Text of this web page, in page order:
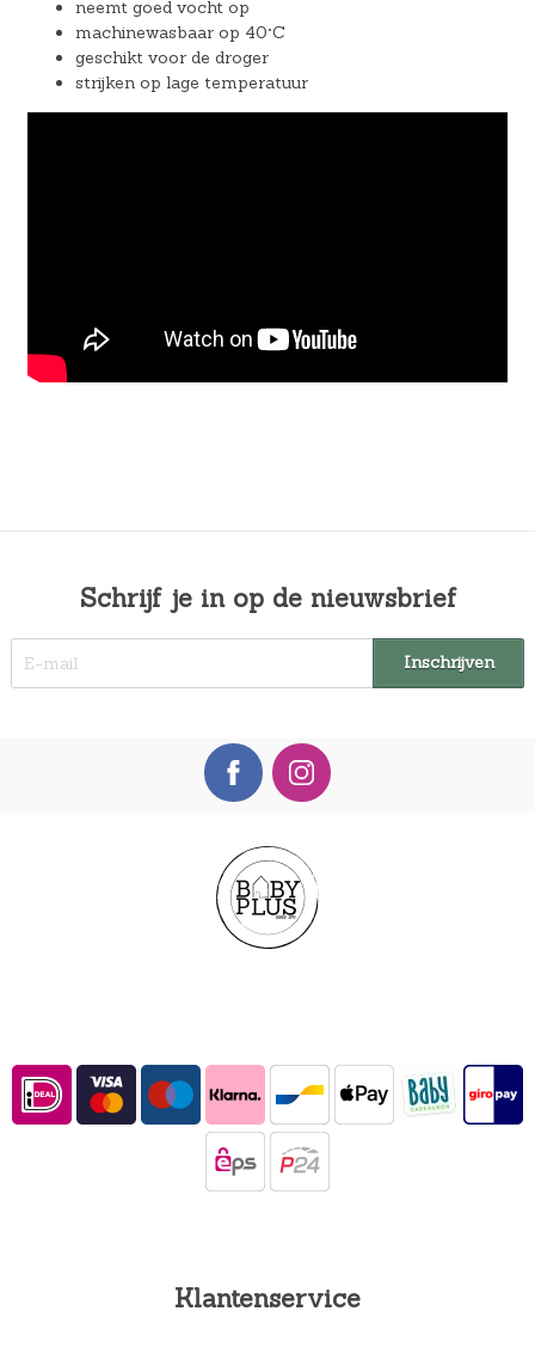
neemt goed vocht op
machinewasbaar op 40°C
geschikt voor de droger
strijken op lage temperatuur
Schrijf je in op de nieuwsbrief
Klantenservice